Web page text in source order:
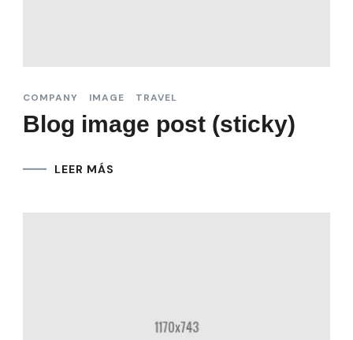
COMPANY IMAGE TRAVEL
Blog image post (sticky)
LEER MÁS